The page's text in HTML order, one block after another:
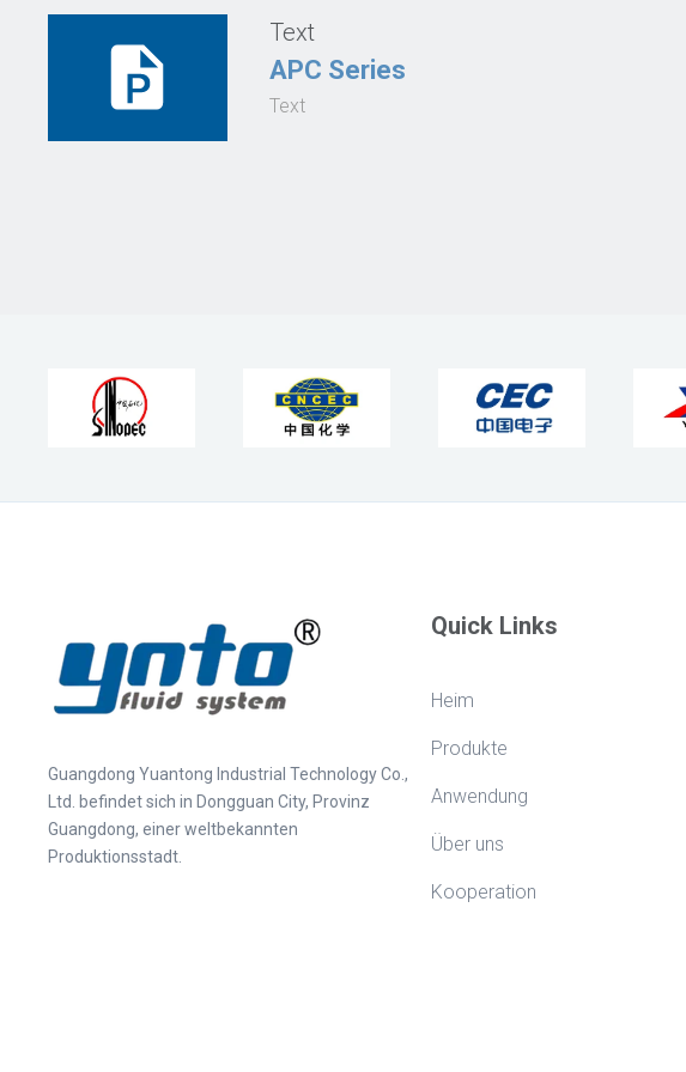
Text
APC Series
Text
Guangdong Yuantong Industrial Technology Co.,
Ltd. befindet sich in Dongguan City, Provinz
Guangdong, einer weltbekannten
Produktionsstadt.
Quick Links
Heim
Produkte
Anwendung
Über uns
Kooperation